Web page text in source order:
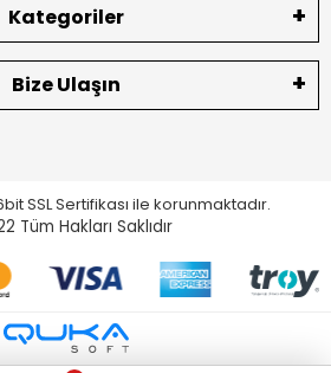
Kategoriler
Bize Ulaşın
SSL Sertifikası ile korunmaktadır.
Tüm Hakları Saklıdır